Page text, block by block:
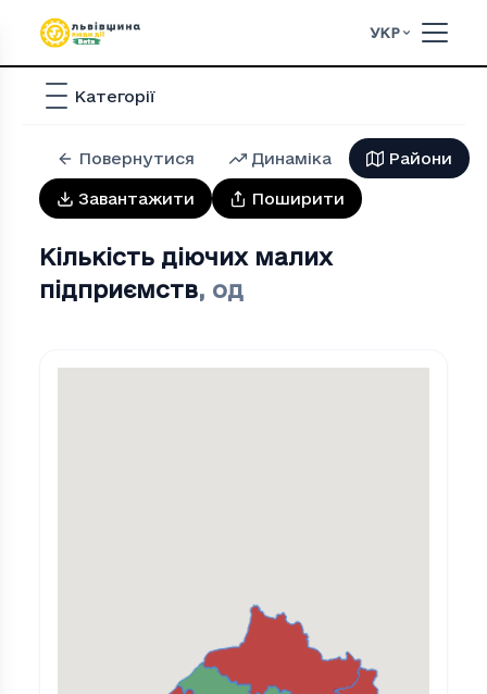
УКР
Категорії
Повернутися Динаміка Райони
Завантажити Поширити
Кількість діючих малих
підприємств, од